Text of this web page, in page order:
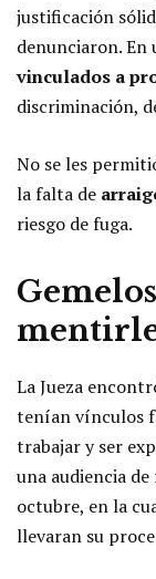
justificación
denunciaron. En
vinculados a
discriminación,
No se les
la falta de
riesgo de fuga.
La Jueza
tenían vínculos
trabajar y ser
una audiencia
octubre, en la
llevaran su